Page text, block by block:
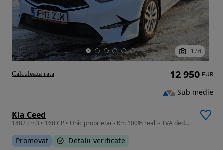
1 / 6
Kia Ceed
1482 cm3 • 160 CP • Unic proprietar - Km 100% reali - TVA deductibil
Promovat Detalii verificate
12 950 EUR
Sub medie
Calculeaza rata